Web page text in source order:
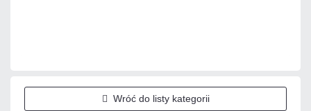
Wróć do listy kategorii